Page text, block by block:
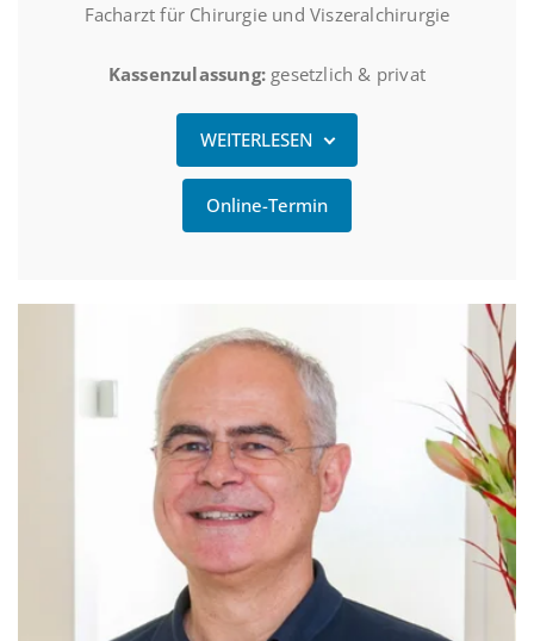
Facharzt für Chirurgie und Viszeralchirurgie
Kassenzulassung: gesetzlich & privat
WEITERLESEN
Online-Termin